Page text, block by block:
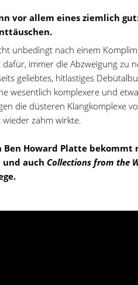
vor allem eines ziemlich
unbedingt nach einem
dafür, immer die Abzweigung zu
geliebtes, hitlastiges
wesentlich komplexere und
die düsteren Klangkomplexe
zahm wirkte.
Ben Howard Platte bekommt
auch Collections from the